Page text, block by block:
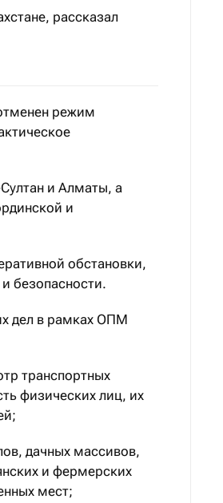
рассказал
режим
и Алматы, а
и
обстановки,
безопасности.
дел в рамках ОПМ
транспортных
физических лиц, их
дачных массивов,
и фермерских
мест;